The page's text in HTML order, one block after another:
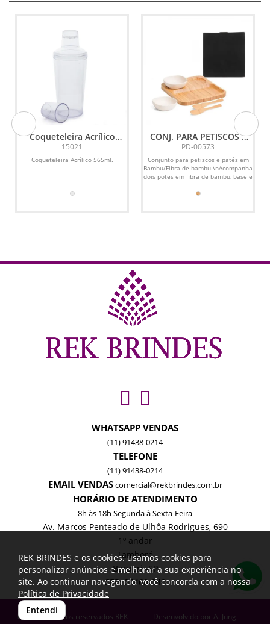
Coqueteleira Acrílico
565ml
15021
Coqueteleira Acrílico 565ml.
CONJ. PARA PETISCOS E
PATÊS EM BAMBU/FIBRA
DE BAMBU-5 PÇS
PD-00573
Conjunto para petiscos e patês em
Bambu/Fibra de bambu.\nAcompanha
dois potes em fibra de bambu, base e
WHATSAPP VENDAS
(11) 91438-0214
TELEFONE
(11) 91438-0214
EMAIL VENDAScomercial@rekbrindes.com.br
HORÁRIO DE ATENDIMENTO
8h às 18h Segunda à Sexta-Feira
Av. Marcos Penteado de Ulhôa Rodrigues, 690
1º andar
Tamboré
Barueri -SP
CEP: 06460-040
Todos os direitos reservados REK
Desenvolvido por A. Jung
REK BRINDES e os cookies: usamos cookies para
personalizar anúncios e melhorar a sua experiência no
site. Ao continuar navegando, você concorda com a nossa
Política de Privacidade
Entendi